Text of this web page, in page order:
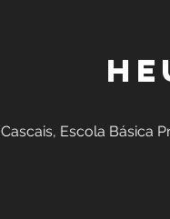
Cascais, Escola Básica